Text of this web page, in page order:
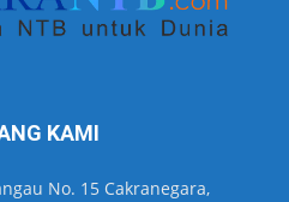
KAMI
No. 15 Cakranegara,